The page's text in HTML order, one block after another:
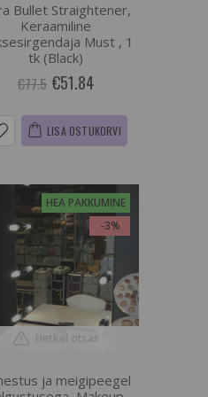
Bullet Straightener,
Keraamiline
Must , 1
tk (Black)
€77.5 €51.84
LISA OSTUKORVI
HEA PAKKUMINE
-3%
Hetkel otsas
ja meigipeegel